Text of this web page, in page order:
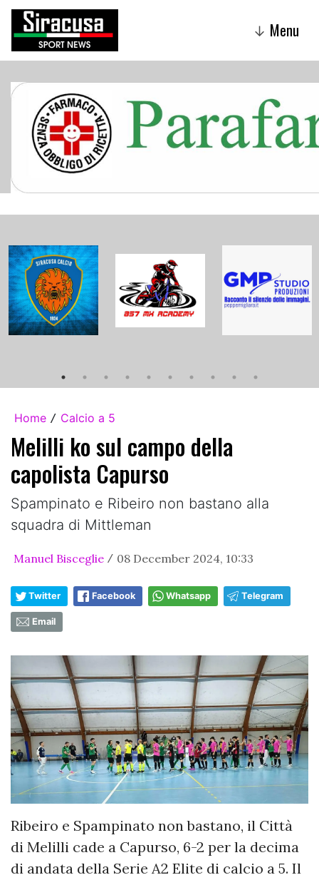
↓ Menu
Home / Calcio a 5
Melilli ko sul campo della
capolista Capurso
Spampinato e Ribeiro non bastano alla
squadra di Mittleman
Manuel Bisceglie / 08 December 2024, 10:33
Twitter Facebook Whatsapp Telegram
Email
Ribeiro e Spampinato non bastano, il Città
di Melilli cade a Capurso, 6-2 per la decima
di andata della Serie A2 Elite di calcio a 5. Il